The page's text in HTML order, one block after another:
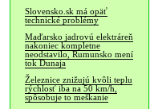
Slovensko.sk má opäť
technické problémy
Maďarsko jadrovú elektráreň
nakoniec kompletne
neodstavilo, Rumunsko mení
tok Dunaja
Železnice znižujú kvôli teplu
rýchlosť iba na 50 km/h,
spôsobuje to meškanie